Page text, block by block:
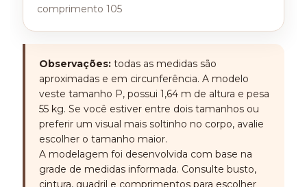
comprimento 105
Observações: todas as medidas são
aproximadas e em circunferência. A modelo
veste tamanho P, possui 1,64 m de altura e pesa
55 kg. Se você estiver entre dois tamanhos ou
preferir um visual mais soltinho no corpo, avalie
escolher o tamanho maior.
A modelagem foi desenvolvida com base na
grade de medidas informada. Consulte busto,
cintura, quadril e comprimentos para escolher